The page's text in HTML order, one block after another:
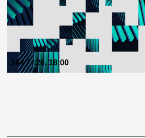
16 / 7 / 26, 18:00